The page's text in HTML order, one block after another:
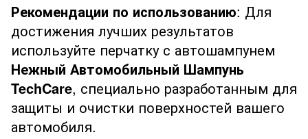
Рекомендации по использованию: Для
достижения лучших результатов
используйте перчатку с автошампунем
Нежный Автомобильный Шампунь
TechCare, специально разработанным для
защиты и очистки поверхностей вашего
автомобиля.